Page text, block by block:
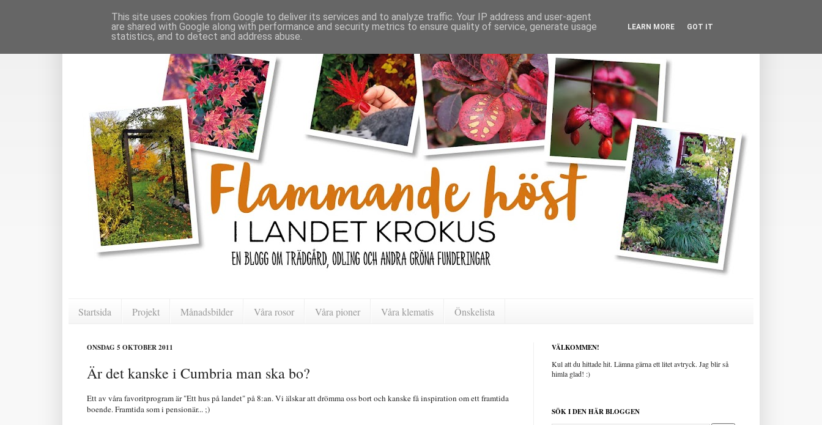
Startsida Projekt Månadsbilder Våra rosor Våra pioner Våra klematis Önskelista
ONSDAG 5 OKTOBER 2011
Är det kanske i Cumbria man ska bo?
Ett av våra favoritprogram är "Ett hus på landet" på 8:an. Vi älskar att drömma oss bort och kanske få inspiration om ett framtida
boende. Framtida som i pensionär... ;)
VÄLKOMMEN!
Kul att du hittade hit. Lämna gärna ett litet avtryck. Jag blir så
himla glad! :)
SÖK I DEN HÄR BLOGGEN
This site uses cookies from Google to deliver its services and to analyze traffic. Your IP address and user-agent
are shared with Google along with performance and security metrics to ensure quality of service, generate usage
statistics, and to detect and address abuse.
LEARN MORE GOT IT